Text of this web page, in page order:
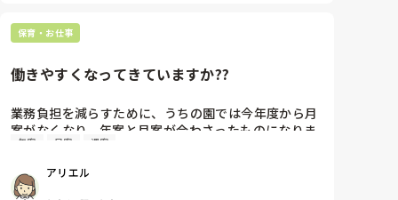
保育・お仕事
働きやすくなってきていますか??
業務負担を減らすために、うちの園では今年度から月
案がなくなり、年案と月案が合わさったものになりま
した。週案と日案も一緒になったものを使っていま
ためや、業務負担を減らすために変わったことはあり
年案 日案 週案
アリエル